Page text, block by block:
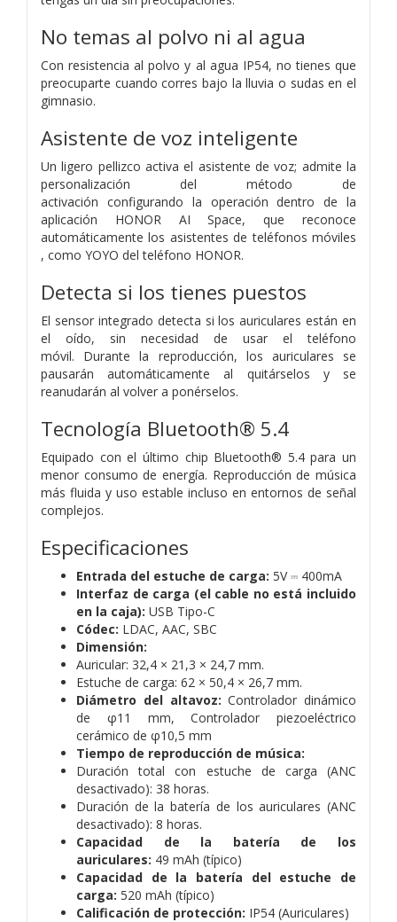
No temas al polvo ni al agua
Con resistencia al polvo y al agua IP54, notienes que
preocuparte cuando corres bajo la lluvia o sudas en el
gimnasio.
Asistente de voz inteligente
Un ligero pellizco activa el asistente de voz; admite la
personalización del método de
activación configurando la operación dentro de la
aplicación HONOR AI Space, que reconoce
automáticamente los asistentes de teléfonos móviles
, como YOYO del teléfono HONOR.
Detecta si los tienes puestos
El sensor integrado detecta si los auriculares están en
el oído, sin necesidad de usar el teléfono
móvil. Durante la reproducción, los auriculares se
pausarán automáticamente al quitárselos y se
reanudarán al volver a ponérselos.
Tecnología Bluetooth® 5.4
Equipado con el último chip Bluetooth® 5.4 para un
menor consumo de energía. Reproducción de música
más fluida y uso estable incluso en entornos de señal
complejos.
Especificaciones
Entrada del estuche de carga: 5V ⎓ 400mA
Interfaz de carga (el cable no está incluido
en la caja): USB Tipo-C
Códec: LDAC, AAC, SBC
Dimensión:
Auricular: 32,4 × 21,3 × 24,7 mm.
Estuche de carga: 62 × 50,4 × 26,7 mm.
Diámetro del altavoz:Controlador dinámico
de φ11 mm,Controlador piezoeléctrico
cerámico de φ10,5 mm
Tiempo de reproducción de música:
Duración total con estuche de carga (ANC
desactivado): 38 horas.
Duración de la batería de los auriculares (ANC
desactivado): 8 horas.
Capacidad de la batería de los
auriculares: 49 mAh (típico)
Capacidad de la batería del estuche de
carga: 520 mAh (típico)
Calificación de protección: IP54 (Auriculares)